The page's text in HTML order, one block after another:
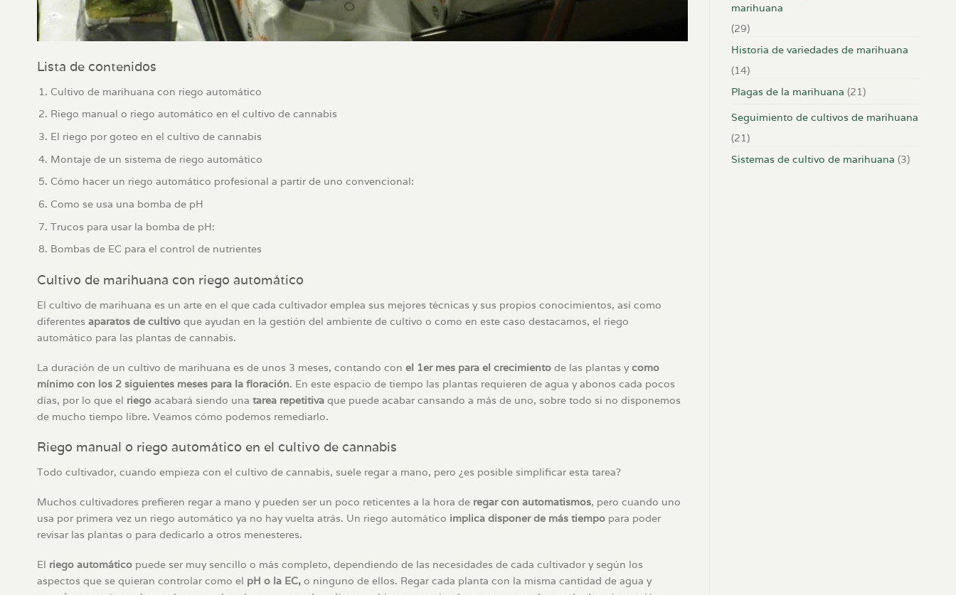
Lista de contenidos
Cultivo de marihuana con riego automático
Riego manual o riego automático en el cultivo de cannabis
El riego por goteo en el cultivo de cannabis
Montaje de un sistema de riego automático
Cómo hacer un riego automático profesional a partir de uno convencional:
Como se usa una bomba de pH
Trucos para usar la bomba de pH:
Bombas de EC para el control de nutrientes
Cultivo de marihuana con riego automático
El cultivo de marihuana es un arte en el que cada cultivador emplea sus mejores técnicas y sus propios conocimientos, así como
diferentes aparatos de cultivo que ayudan en la gestión del ambiente de cultivo o como en este caso destacamos, el riego
automático para las plantas de cannabis.
La duración de un cultivo de marihuana es de unos 3 meses, contando con el 1er mes para el crecimiento de las plantas ycomo
mínimo con los 2 siguientes meses para la floración. En este espacio de tiempo las plantas requieren de agua y abonos cada pocos
días, por lo que el riego acabará siendo una tarea repetitiva que puede acabar cansando a más de uno, sobre todo si no disponemos
de mucho tiempo libre. Veamos cómo podemos remediarlo.
Riego manual o riego automático en el cultivo de cannabis
Todo cultivador, cuando empieza con el cultivo de cannabis, suele regar a mano, pero ¿es posible simplificar esta tarea?
Muchos cultivadores prefieren regar a mano y pueden ser un poco reticentes a la hora de regar con automatismos, pero cuando uno
usa por primera vez un riego automático ya no hay vuelta atrás. Un riego automático implica disponer de más tiempo para poder
revisar las plantas o para dedicarlo a otros menesteres.
El riego automático puede ser muy sencillo o más completo, dependiendo de las necesidades de cada cultivador y según los
aspectos que se quieran controlar como el pH o la EC, o ninguno de ellos. Regar cada planta con la misma cantidad de agua y
marihuana
(29)
Historia de variedades de marihuana
(14)
Plagas de la marihuana (21)
Seguimiento de cultivos de marihuana
(21)
Sistemas de cultivo de marihuana (3)